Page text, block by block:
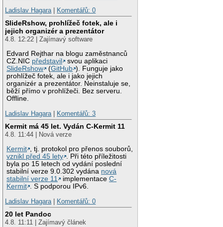
Ladislav Hagara | Komentářů: 0
SlideRshow, prohlížeč fotek, ale i
jejich organizér a prezentátor
4.8. 12:22 | Zajímavý software
Edvard Rejthar na blogu zaměstnanců
CZ.NIC představil
svou aplikaci
SlideRshow
(GitHub ). Funguje jako
prohlížeč fotek, ale i jako jejich
organizér a prezentátor. Neinstaluje se,
běží přímo v prohlížeči. Bez serveru.
Offline.
Ladislav Hagara | Komentářů: 3
Kermit má 45 let. Vydán C-Kermit 11
4.8. 11:44 | Nová verze
Kermit , tj. protokol pro přenos souborů,
vznikl před 45 lety . Při této příležitosti
byla po 15 letech od vydání poslední
stabilní verze 9.0.302 vydána nová
stabilní verze 11
implementaceC-
Kermit . S podporou IPv6.
Ladislav Hagara | Komentářů: 0
20 let Pandoc
4.8. 11:11 | Zajímavý článek